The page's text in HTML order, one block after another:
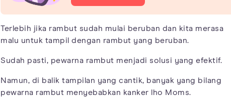
Terlebih jika rambut sudah mulai beruban dan kita merasa
malu untuk tampil dengan rambut yang beruban.
Sudah pasti, pewarna rambut menjadi solusi yang efektif.
Namun, di balik tampilan yang cantik, banyak yang bilang
pewarna rambut menyebabkan kanker lho Moms.